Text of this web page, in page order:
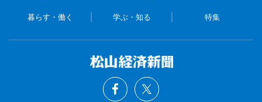
暮らす・働く 学ぶ・知る 特集